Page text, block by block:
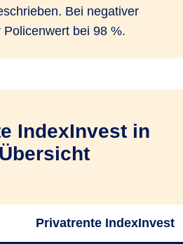
Bei negativer
bei 98 %.
IndexInvest in
Privatrente IndexInvest